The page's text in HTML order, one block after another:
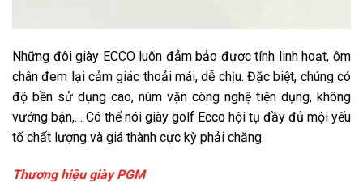
Những đôi giày ECCO luôn đảm bảo được tính linh hoạt, ôm
chân đem lại cảm giác thoải mái, dễ chịu. Đặc biệt, chúng có
độ bền sử dụng cao, núm vặn công nghệ tiện dụng, không
vướng bận,… Có thể nói giày golf Ecco hội tụ đầy đủ mội yếu
tố chất lượng và giá thành cực kỳ phải chăng.
Thương hiệu giày PGM